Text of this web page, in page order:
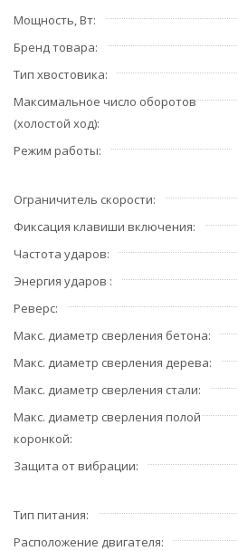
Мощность, Вт
Бренд товара
Тип хвостовика
Максимальное число оборотов
(холостой ход)
Режим работы
Ограничитель скорости
Фиксация клавиши включения
Частота ударов
Энергия ударов
Реверс
Макс. диаметр сверления бетона
Макс. диаметр сверления дерева
Макс. диаметр сверления стали
Макс. диаметр сверления полой
коронкой
Защита от вибрации
Тип питания
Расположение двигателя